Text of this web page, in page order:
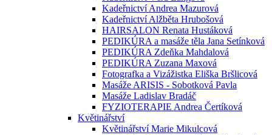
Kadeřnictví Andrea Mazurová
Kadeřnictví Alžběta Hrubošová
HAIRSALON Renata Hustáková
PEDIKÚRA a masáže těla Jana Setínková
PEDIKÚRA Zdeňka Mahdalová
PEDIKÚRA Zuzana Maxová
Fotografka a Vizážistka Eliška Bršlicová
Masáže ARISIS - Sobotková Pavla
Masáže Ladislav Bradáč
FYZIOTERAPIE Andrea Čertíková
Květinářství
Květinářství Marie Mikulcová